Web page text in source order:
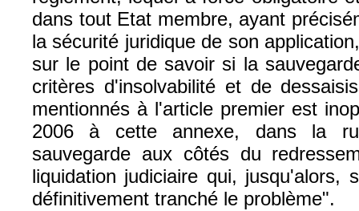
dans tout Etat membre, ayant
la sécurité juridique de son
sur le point de savoir si la
critères d'insolvabilité et de
mentionnés à l'article premier est
2006 à cette annexe, dans la
sauvegarde aux côtés du
liquidation judiciaire qui, jusqu'alors,
définitivement tranché le problème".